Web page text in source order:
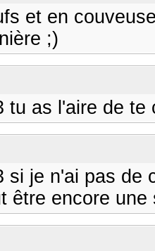
et en
;)
tu as l'aire de
si je n'ai pas de
être encore